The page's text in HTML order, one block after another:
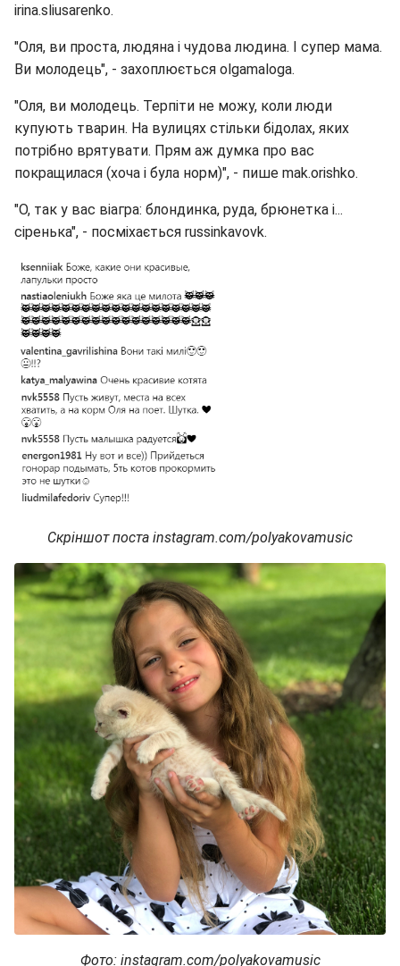
irina.sliusarenko.
"Оля, ви проста, людяна і чудова людина. І супер мама.
Ви молодець", - захоплюється olgamaloga.
"Оля, ви молодець. Терпіти не можу, коли люди
купують тварин. На вулицях стільки бідолах, яких
потрібно врятувати. Прям аж думка про вас
покращилася (хоча і була норм)", - пише mak.orishko.
"О, так у вас віагра: блондинка, руда, брюнетка і...
сіренька", - посміхається russinkavovk.
Скріншот поста instagram.com/polyakovamusic
Фото: instagram.com/polyakovamusic